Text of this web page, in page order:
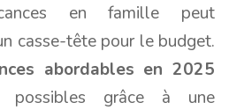
en famille peut
casse-tête pour le budget.
abordables en 2025
grâce à une